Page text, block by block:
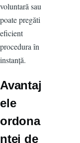
voluntară sau
poate pregăti
eficient
procedura în
instanță.
Avantaj
ele
ordona
nței de